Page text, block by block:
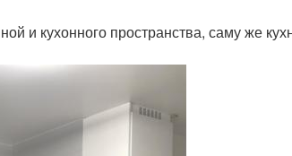
и кухонного пространства, саму же